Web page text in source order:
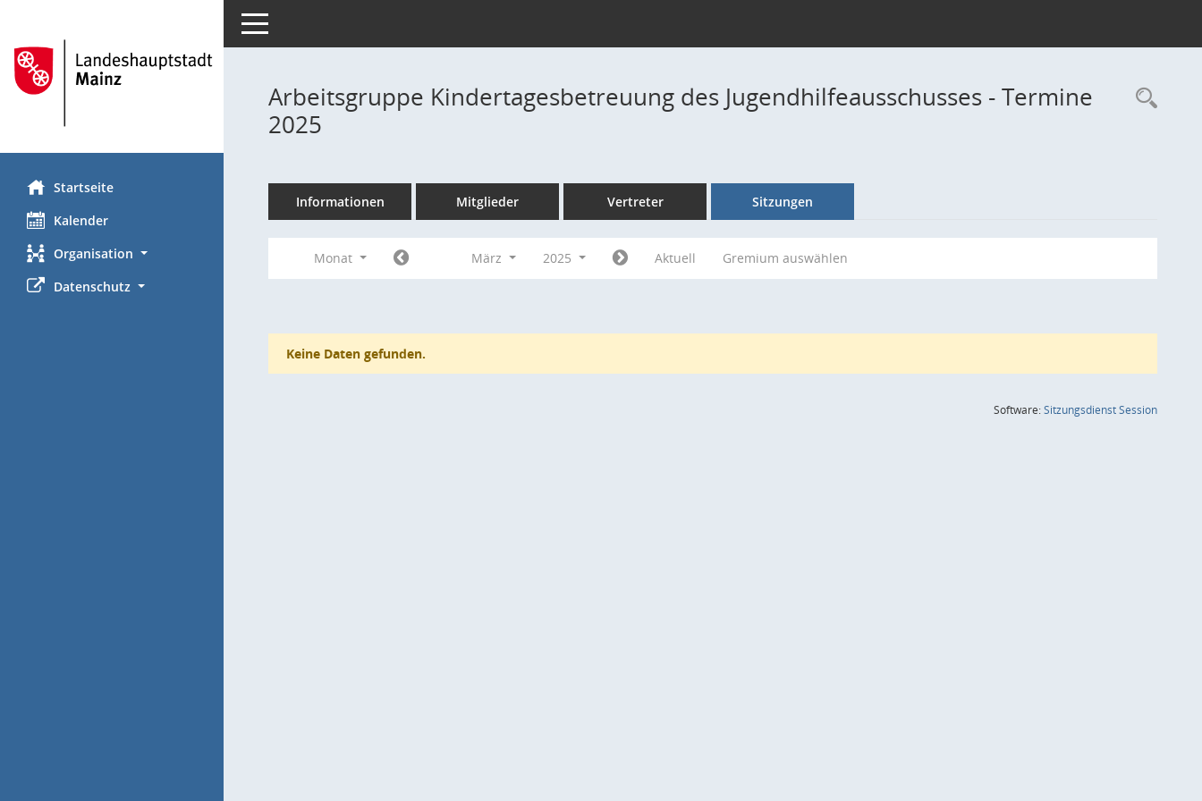
Startseite
Kalender
Organisation
Datenschutz
Toggle navigation
Arbeitsgruppe Kindertagesbetreuung des Jugendhilfeausschusses - Termine
2025
Informationen Mitglieder Vertreter Sitzungen
Monat März 2025 Aktuell Gremium auswählen
Keine Daten gefunden.
Software:SitzungsdienstSession(Wird in